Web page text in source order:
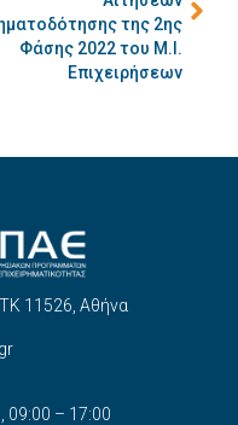
της 2ης
Φάσης 2022 του Μ.Ι.
Επιχειρήσεων
11526, Αθήνα
09:00 – 17:00